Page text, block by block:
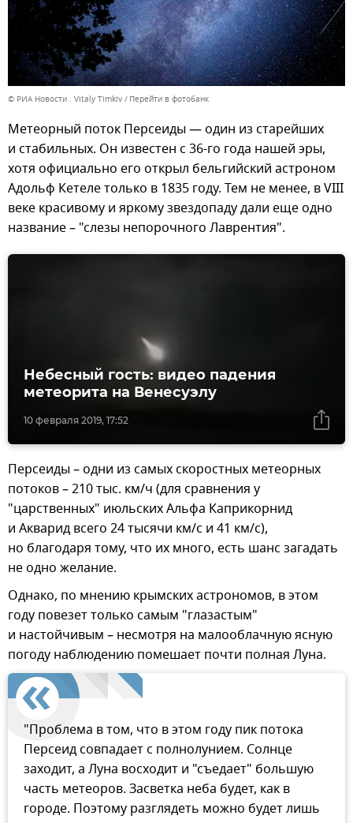
© РИА Новости . Vitaly Timkiv Перейти в фотобанк
Метеорный поток Персеиды — один из старейших
и стабильных. Он известен с 36-го года нашей эры,
хотя официально его открыл бельгийский астроном
Адольф Кетеле только в 1835 году. Тем не менее, в VIII
веке красивому и яркому звездопаду дали еще одно
название – "слезы непорочного Лаврентия".
10 февраля 2019, 17:52
Небесный гость: видео падения
метеорита на Венесуэлу
Персеиды – одни из самых скоростных метеорных
потоков – 210 тыс. км/ч (для сравнения у
"царственных" июльских Альфа Каприкорнид
и Акварид всего 24 тысячи км/с и 41 км/с),
но благодаря тому, что их много, есть шанс загадать
не одно желание.
Однако, по мнению крымских астрономов, в этом
году повезет только самым "глазастым"
и настойчивым – несмотря на малооблачную ясную
погоду наблюдению помешает почти полная Луна.
"Проблема в том, что в этом году пик потока
Персеид совпадает с полнолунием. Солнце
заходит, а Луна восходит и "съедает" большую
часть метеоров. Засветка неба будет, как в
городе. Поэтому разглядеть можно будет лишь